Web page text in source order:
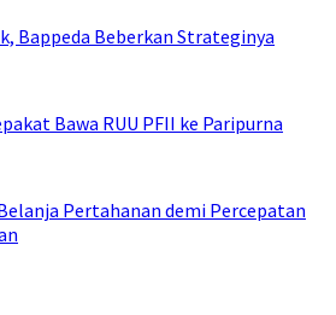
Bappeda Beberkan Strateginya
Bawa RUU PFII ke Paripurna
Pertahanan demi Percepatan